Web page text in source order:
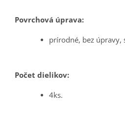
Povrchová úprava:
prírodné, bez úpravy,
Počet dielikov:
4ks.